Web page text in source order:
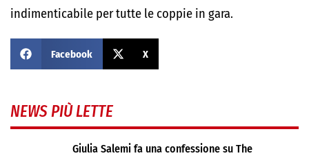
indimenticabile per tutte le coppie in gara.
Facebook X
NEWS PIÙ LETTE
Giulia Salemi fa una confessione su The